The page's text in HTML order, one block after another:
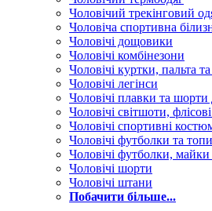
Чоловічий трекінговий
Чоловіча спортивна
Чоловічі дощовики
Чоловічі комбінезони
Чоловічі куртки, пальта
Чоловічі легінси
Чоловічі плавки та
Чоловічі світшоти,
Чоловічі спортивні
Чоловічі футболки та
Чоловічі футболки, майки
Чоловічі шорти
Чоловічі штани
Побачити більше...